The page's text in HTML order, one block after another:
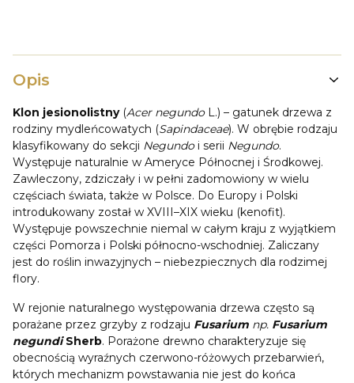
Opis
Klon jesionolistny(Acer negundoL.) – gatunek drzewa z
rodziny mydleńcowatych (Sapindaceae). W obrębie rodzaju
klasyfikowany do sekcji Negundoi serii Negundo.
Występuje naturalnie w Ameryce Północnej i Środkowej.
Zawleczony, zdziczały i w pełni zadomowiony w wielu
częściach świata, także w Polsce. Do Europy i Polski
introdukowany został w XVIII–XIX wieku (kenofit).
Występuje powszechnie niemal w całym kraju z wyjątkiem
części Pomorza i Polski północno-wschodniej. Zaliczany
jest do roślin inwazyjnych – niebezpiecznych dla rodzimej
flory.
W rejonie naturalnego występowania drzewa często są
porażane przez grzyby z rodzaju Fusarium np. Fusarium
negundiSherb. Porażone drewno charakteryzuje się
obecnością wyraźnych czerwono-różowych przebarwień,
których mechanizm powstawania nie jest do końca